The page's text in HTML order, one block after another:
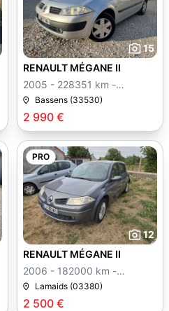
15
2 990 €
RENAULT MÉGANE II
2005 - 228351 km -
Manuelle
Bassens (33530)
PRO
12
2 500 €
RENAULT MÉGANE II
2006 - 182000 km -
Manuelle
Lamaids (03380)